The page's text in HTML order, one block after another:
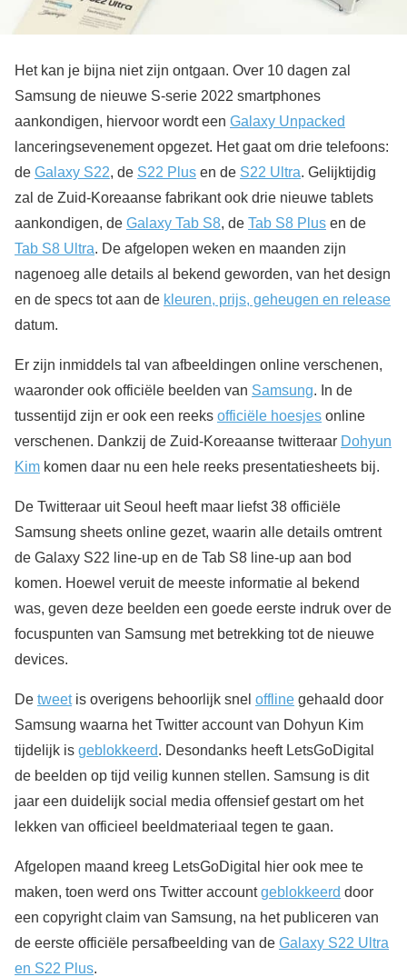
Het kan je bijna niet zijn ontgaan. Over 10 dagen zal
Samsung de nieuwe S-serie 2022 smartphones
aankondigen, hiervoor wordt een Galaxy Unpacked
lanceringsevenement opgezet. Het gaat om drie telefoons:
de Galaxy S22, de S22 Plus en de S22 Ultra. Gelijktijdig
zal de Zuid-Koreaanse fabrikant ook drie nieuwe tablets
aankondigen, de Galaxy Tab S8, de Tab S8 Plus en de
Tab S8 Ultra. De afgelopen weken en maanden zijn
nagenoeg alle details al bekend geworden, van het design
en de specs tot aan de kleuren, prijs, geheugen en release
datum.
Er zijn inmiddels tal van afbeeldingen online verschenen,
waaronder ook officiële beelden van Samsung. In de
tussentijd zijn er ook een reeks officiële hoesjes online
verschenen. Dankzij de Zuid-Koreaanse twitteraar Dohyun
Kim komen daar nu een hele reeks presentatiesheets bij.
De Twitteraar uit Seoul heeft maar liefst 38 officiële
Samsung sheets online gezet, waarin alle details omtrent
de Galaxy S22 line-up en de Tab S8 line-up aan bod
komen. Hoewel veruit de meeste informatie al bekend
was, geven deze beelden een goede eerste indruk over de
focuspunten van Samsung met betrekking tot de nieuwe
devices.
De tweetis overigens behoorlijk snel offline gehaald door
Samsung waarna het Twitter account van Dohyun Kim
tijdelijk is geblokkeerd. Desondanks heeft LetsGoDigital
de beelden op tijd veilig kunnen stellen. Samsung is dit
jaar een duidelijk social media offensief gestart om het
lekken van officieel beeldmateriaal tegen te gaan.
Afgelopen maand kreeg LetsGoDigital hier ook mee te
maken, toen werd ons Twitter accountgeblokkeerd door
een copyright claim van Samsung, na het publiceren van
de eerste officiële persafbeelding van de Galaxy S22 Ultra
en S22 Plus.